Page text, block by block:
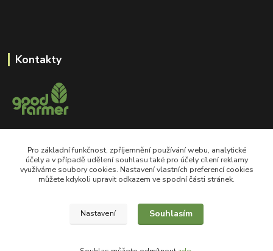
Kontakty
Po-Pá, 8-18 hod
shop@goodfarmer.cz
©2008 goodfarmer.cz Všechna práva vyhrazena.
Pro základní funkčnost, zpříjemnění používání webu, analytické
účely a v případě udělení souhlasu také pro účely cílení reklamy
využíváme soubory cookies. Nastavení vlastních preferencí cookies
můžete kdykoli upravit odkazem ve spodní části stránek.
Nastavení Souhlasím